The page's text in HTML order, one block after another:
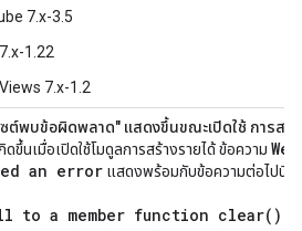
7.x-3.5
1.22
7.x-1.2
ซต์พบข้อผิดพลาด" แสดงขึ้นขณะเปิดใช้ การสร้
ขึ้นเมื่อเปิดใช้โมดูลการสร้างรายได้ ข้อความ
an error แสดงพร้อมกับข้อความต่อไปนี้ใ
to a member function clear()